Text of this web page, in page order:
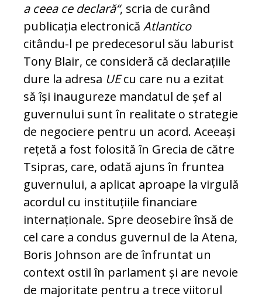
a ceea ce declară“, scria de curând
publicația electronică Atlantico
citându-l pe predecesorul său laburist
Tony Blair, ce consideră că declarațiile
dure la adresa UEcu care nu a ezitat
să își inaugureze mandatul de șef al
guvernului sunt în realitate o strategie
de negociere pentru un acord. Aceeași
rețetă a fost folosită în Grecia de către
Tsipras, care, odată ajuns în fruntea
guvernului, a aplicat aproape la virgulă
acordul cu instituțiile financiare
internaționale. Spre deosebire însă de
cel care a condus guvernul de la Atena,
Boris John­son are de înfruntat un
context ostil în parlament și are nevoie
de majoritate pentru a trece viitorul